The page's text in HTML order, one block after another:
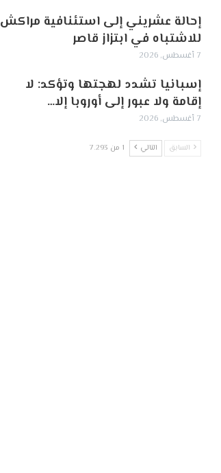
إحالة عشريني إلى استئنافية مراكش
للاشتباه في ابتزاز قاصر
7 أغسطس, 2026
إسبانيا تشدد لهجتها وتؤكد: لا
إقامة ولا عبور إلى أوروبا إلا…
7 أغسطس, 2026
السابق التالي 1 من 7٬293